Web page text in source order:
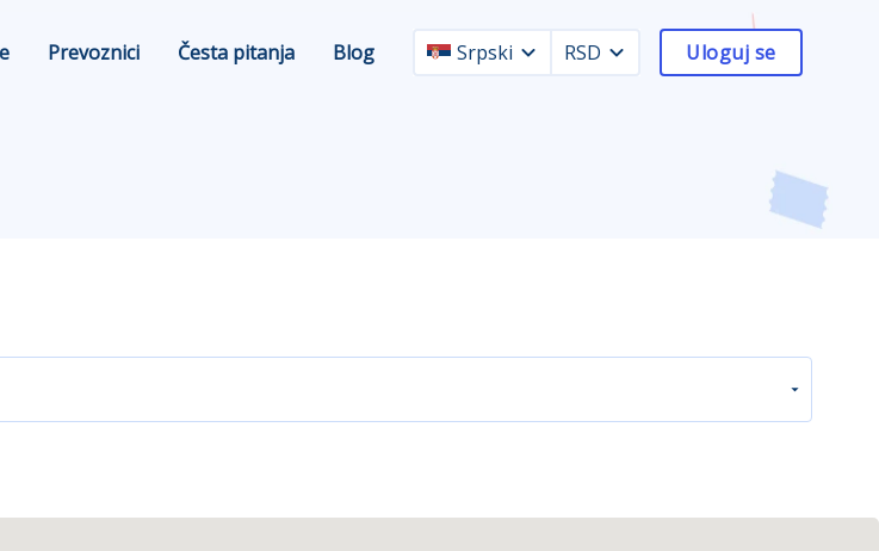
Prevoznici Česta pitanja Blog Srpski RSD Uloguj se